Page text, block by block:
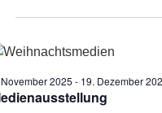
2025 - 19. Dezember